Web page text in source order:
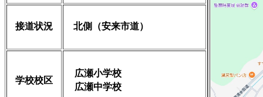
接道状況 北側（安来市道）
学校校区
広瀬小学校
広瀬中学校